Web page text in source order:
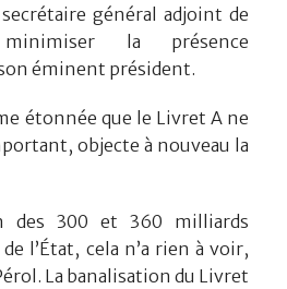
général adjoint de
minimiser la présence
éminent président.
étonnée que le Livret A ne
objecte à nouveau la
des 300 et 360 milliards
l’État, cela n’a rien à voir,
La banalisation du Livret